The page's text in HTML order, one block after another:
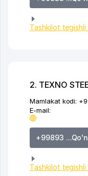
Tashkilot
2. TEXNO
Mamlakat kodi:
E-mail:
+99893
Tashkilot